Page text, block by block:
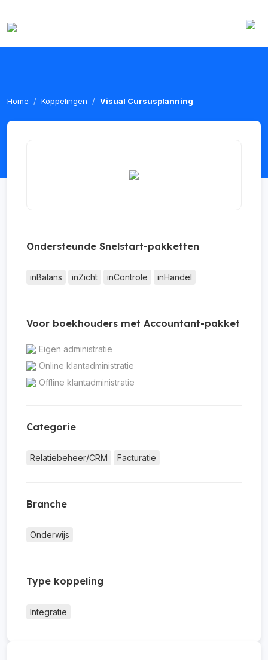
Home Koppelingen Visual Cursusplanning
Ondersteunde Snelstart-pakketten
inBalans inZicht inControle inHandel
Voor boekhouders met Accountant-pakket
Eigen administratie
Online klantadministratie
Offline klantadministratie
Categorie
Relatiebeheer/CRM Facturatie
Branche
Onderwijs
Type koppeling
Integratie